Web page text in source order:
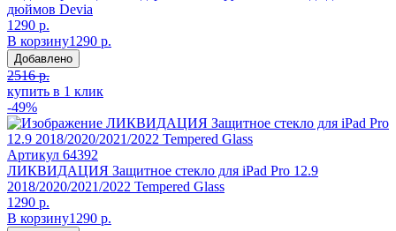
дюймов Devia
1290 р.
В корзину1290 р.
Добавлено
2516 р.
купить в 1 клик
-49%
Артикул 64392
ЛИКВИДАЦИЯ Защитное стекло для iPad Pro 12.9
2018/2020/2021/2022 Tempered Glass
1290 р.
В корзину1290 р.